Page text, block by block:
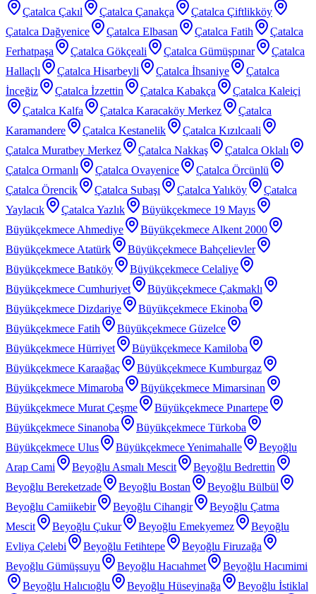
Çatalca Çakıl
Çatalca Çanakça
Çatalca Çiftlikköy
Çatalca Dağyenice
Çatalca Elbasan Çatalca Fatih
Çatalca
Ferhatpaşa
Çatalca Gökçeali Çatalca Gümüşpınar
Çatalca
Hallaçlı
Çatalca Hisarbeyli Çatalca İhsaniye
Çatalca
İnceğiz
Çatalca İzzettin Çatalca Kabakça
Çatalca Kaleiçi
Çatalca Kalfa
Çatalca Karacaköy Merkez
Çatalca
Karamandere
Çatalca Kestanelik
Çatalca Kızılcaali
Çatalca Muratbey Merkez
Çatalca Nakkaş
Çatalca Oklalı
Çatalca Ormanlı
Çatalca Ovayenice
Çatalca Örcünlü
Çatalca Örencik
Çatalca Subaşı Çatalca Yalıköy
Çatalca
Yaylacık
Çatalca Yazlık
Büyükçekmece 19 Mayıs
Büyükçekmece Ahmediye
Büyükçekmece Alkent 2000
Büyükçekmece Atatürk
Büyükçekmece Bahçelievler
Büyükçekmece Batıköy
Büyükçekmece Celaliye
Büyükçekmece Cumhuriyet
Büyükçekmece Çakmaklı
Büyükçekmece Dizdariye
Büyükçekmece Ekinoba
Büyükçekmece Fatih
Büyükçekmece Güzelce
Büyükçekmece Hürriyet
Büyükçekmece Kamiloba
Büyükçekmece Karaağaç
Büyükçekmece Kumburgaz
Büyükçekmece Mimaroba
Büyükçekmece Mimarsinan
Büyükçekmece Murat Çeşme
Büyükçekmece Pınartepe
Büyükçekmece Sinanoba
Büyükçekmece Türkoba
Büyükçekmece Ulus
Büyükçekmece Yenimahalle
Beyoğlu
Arap Cami
Beyoğlu Asmalı Mescit
Beyoğlu Bedrettin
Beyoğlu Bereketzade
Beyoğlu Bostan
Beyoğlu Bülbül
Beyoğlu Camiikebir
Beyoğlu Cihangir
Beyoğlu Çatma
Mescit
Beyoğlu Çukur Beyoğlu Emekyemez
Beyoğlu
Evliya Çelebi
Beyoğlu Fetihtepe
Beyoğlu Firuzağa
Beyoğlu Gümüşsuyu
Beyoğlu Hacıahmet
Beyoğlu Hacımimi
Beyoğlu Halıcıoğlu
Beyoğlu Hüseyinağa
Beyoğlu İstiklal